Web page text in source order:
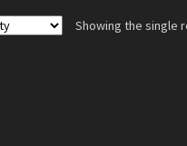
Showing the single